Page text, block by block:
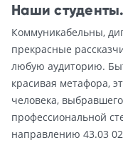
Наши
Коммуникабельны,
прекрасные
любую аудиторию.
красивая метафора,
человека,
профессиональной
направлению 43.03